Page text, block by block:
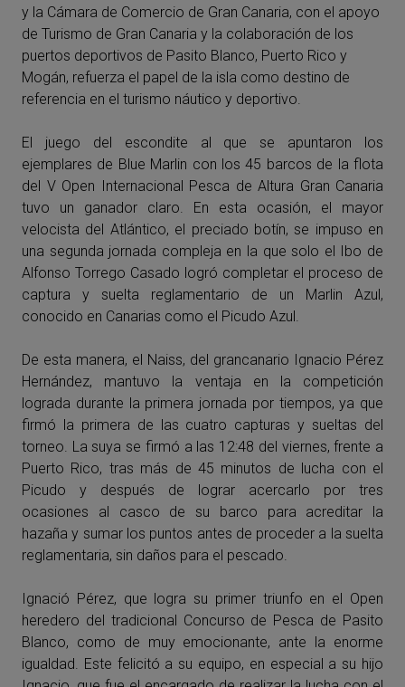
y la Cámara de Comercio de Gran Canaria, con el apoyo
de Turismo de Gran Canaria y la colaboración de los
puertos deportivos de Pasito Blanco, Puerto Rico y
Mogán, refuerza el papel de la isla como destino de
referencia en el turismo náutico y deportivo.
El juego del escondite al que se apuntaron los
ejemplares de Blue Marlin con los 45 barcos de la flota
del V Open Internacional Pesca de Altura Gran Canaria
tuvo un ganador claro. En esta ocasión, el mayor
velocista del Atlántico, el preciado botín, se impuso en
una segunda jornada compleja en la que solo el Ibo de
Alfonso Torrego Casado logró completar el proceso de
captura y suelta reglamentario de un Marlin Azul,
conocido en Canarias como el Picudo Azul.
De esta manera, el Naiss, del grancanario Ignacio Pérez
Hernández, mantuvo la ventaja en la competición
lograda durante la primera jornada por tiempos, ya que
firmó la primera de las cuatro capturas y sueltas del
torneo. La suya se firmó a las 12:48 del viernes, frente a
Puerto Rico, tras más de 45 minutos de lucha con el
Picudo y después de lograr acercarlo por tres
ocasiones al casco de su barco para acreditar la
hazaña y sumar los puntos antes de proceder a la suelta
reglamentaria, sin daños para el pescado.
Ignació Pérez, que logra su primer triunfo en el Open
heredero del tradicional Concurso de Pesca de Pasito
Blanco, como de muy emocionante, ante la enorme
igualdad. Este felicitó a su equipo, en especial a su hijo